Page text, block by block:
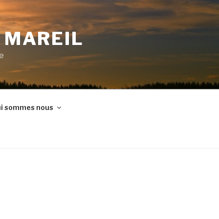
MAREIL
sommes nous